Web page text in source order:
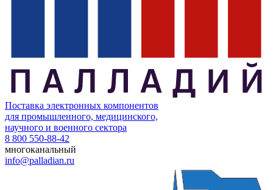
Поставка электронных компонентов
для промышленного, медицинского,
научного и военного сектора
8 800 550-88-42
многоканальный
info@palladian.ru